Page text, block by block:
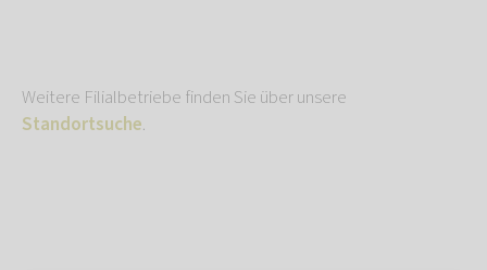
Weitere Filialbetriebe finden Sie über unsere
Standortsuche.